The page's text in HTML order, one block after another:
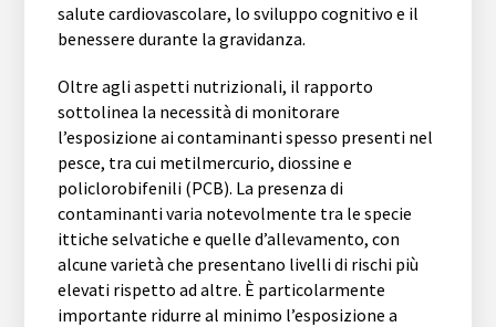
salute cardiovascolare, lo sviluppo cognitivo e il
benessere durante la gravidanza.
Oltre agli aspetti nutrizionali, il rapporto
sottolinea la necessità di monitorare
l’esposizione ai contaminanti spesso presenti nel
pesce, tra cui metilmercurio, diossine e
policlorobifenili (PCB). La presenza di
contaminanti varia notevolmente tra le specie
ittiche selvatiche e quelle d’allevamento, con
alcune varietà che presentano livelli di rischi più
elevati rispetto ad altre. È particolarmente
importante ridurre al minimo l’esposizione a